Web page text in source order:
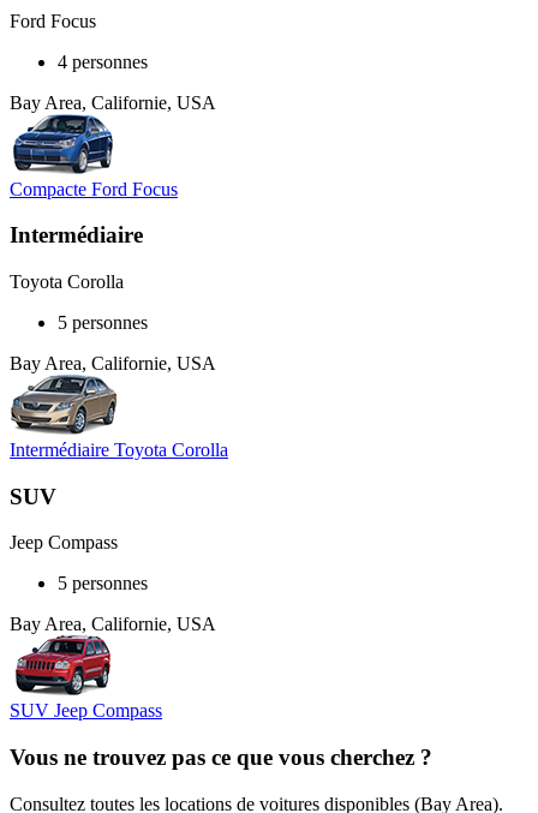
Ford Focus
4 personnes
Bay Area, Californie, USA
Compacte Ford Focus
Intermédiaire
Toyota Corolla
5 personnes
Bay Area, Californie, USA
Intermédiaire Toyota Corolla
SUV
Jeep Compass
5 personnes
Bay Area, Californie, USA
SUV Jeep Compass
Vous ne trouvez pas ce que vous cherchez ?
Consultez toutes les locations de voitures disponibles (Bay Area).